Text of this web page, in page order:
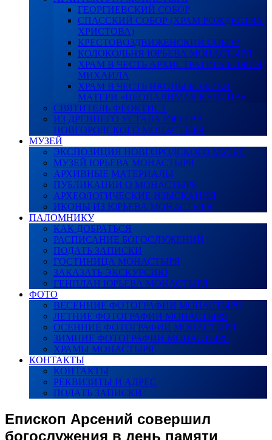
ГЕОРГИЕВСКИЙ СОБОР
СПАССКИЙ СОБОР (ХРАМ РОЖДЕСТВА
ХРИСТОВА)
КРЕСТОВОЗДВИЖЕНСКИЙ СОБОР
КОЛОКОЛЬНЯ ЮРЬЕВА МОНАСТЫРЯ
ХРАМ В ЧЕСТЬ АРХИСТРАТИГА БОЖИЯ
МИХАИЛА
ХРАМ В ЧЕСТЬ ИКОНЫ БОЖИЕЙ
МАТЕРИ «НЕОПАЛИМАЯ КУПИНА»
СВЯТИТЕЛЬ ФЕОКТИСТ
ИЗ ДРЕВНЕГО УСТАВА ЮРЬЕВА
НОВГОРОДСКОГО МОНАСТЫРЯ
МУЗЕЙ
ЭКСПОЗИЦИЯ НОВГОРОДСКОГО МУЗЕЯ
МУЗЕЙ ЮРЬЕВА МОНАСТЫРЯ
АРХИВНЫЕ МАТЕРИАЛЫ
ПУБЛИКАЦИИ О МОНАСТЫРЕ
АРХЕОЛОГИЧЕСКИЕ ИЗЫСКАНИЯ
ИКОНЫ ИЗ ЮРЬЕВА МОНАСТЫРЯ
ПАЛОМНИКУ
КАК ДОБРАТЬСЯ
РАСПИСАНИЕ БОГОСЛУЖЕНИЙ
ПОДАТЬ ЗАПИСКИ
ГОСТИНИЦА МОНАСТЫРЯ
ЗАКАЗАТЬ ЭКСКУРСИЮ
ГЕНПЛАН ЮРЬЕВА МОНАСТЫРЯ
ФОТО
ВЕСЕННИЕ ФОТОГРАФИИ МОНАСТЫРЯ
ЛЕТНИЕ ФОТОГРАФИИ МОНАСТЫРЯ
ОСЕННИЕ ФОТОГРАФИИ МОНАСТЫРЯ
ЗИМНИЕ ФОТОГРАФИИ МОНАСТЫРЯ
ХРАМЫ МОНАСТЫРЯ
КОНТАКТЫ
КОНТАКТЫ
РЕКВИЗИТЫ И АДРЕС
ПОДАТЬ ЗАПИСКИ
Епископ Арсений совершил
богослужения в день памяти